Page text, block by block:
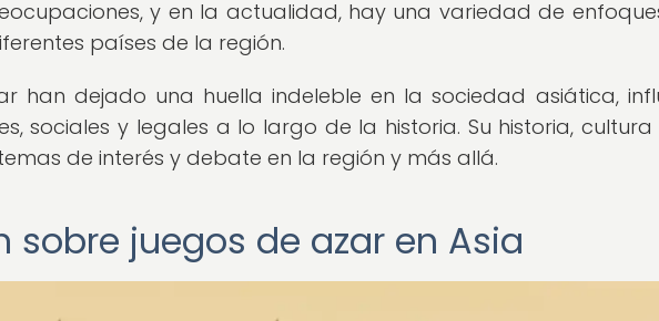
y en la actualidad, hay una variedad de
países de la región.
han dejado una huella indeleble en la sociedad asiática,
sociales y legales a lo largo de la historia. Su historia,
de interés y debate en la región y más allá.
sobre juegos de azar en Asia